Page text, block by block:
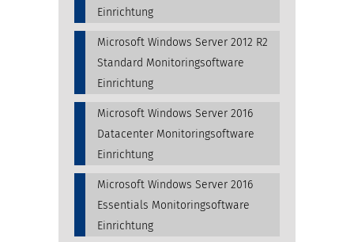
Einrichtung
Microsoft Windows Server 2012 R2
Standard Monitoringsoftware
Einrichtung
Microsoft Windows Server 2016
Datacenter Monitoringsoftware
Einrichtung
Microsoft Windows Server 2016
Essentials Monitoringsoftware
Einrichtung